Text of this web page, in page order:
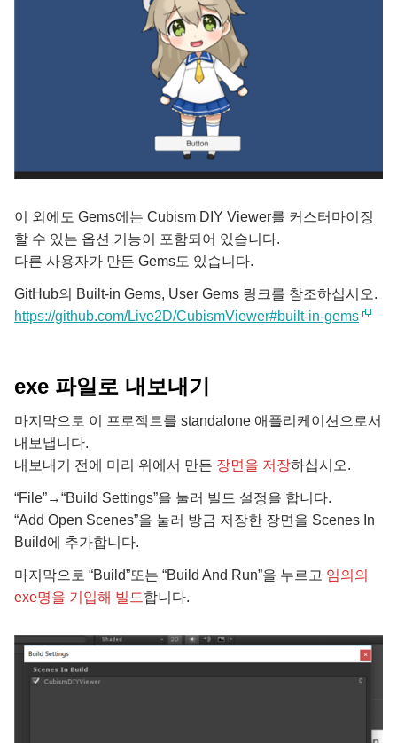
이 외에도 Gems에는 Cubism DIY Viewer를 커스터마이징
할 수 있는 옵션 기능이 포함되어 있습니다.
다른 사용자가 만든 Gems도 있습니다.
GitHub의 Built-in Gems, User Gems 링크를 참조하십시오.
https://github.com/Live2D/CubismViewer#built-in-gems
exe 파일로 내보내기
마지막으로 이 프로젝트를 standalone 애플리케이션으로서
내보냅니다.
내보내기 전에 미리 위에서 만든 장면을 저장하십시오.
“File”→“Build Settings”을 눌러 빌드 설정을 합니다.
“Add Open Scenes”을 눌러 방금 저장한 장면을 Scenes In
Build에 추가합니다.
마지막으로 “Build”또는 “Build And Run”을 누르고 임의의
exe명을 기입해 빌드합니다.